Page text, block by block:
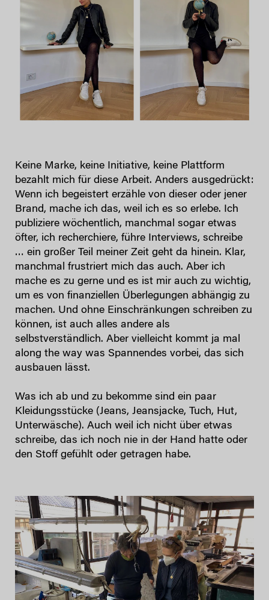
Keine Marke, keine Initiative, keine Plattform
bezahlt mich für diese Arbeit. Anders ausgedrückt:
Wenn ich begeistert erzähle von dieser oder jener
Brand, mache ich das, weil ich es so erlebe. Ich
publiziere wöchentlich, manchmal sogar etwas
öfter, ich recherchiere, führe Interviews, schreibe
… ein großer Teil meiner Zeit geht da hinein. Klar,
manchmal frustriert mich das auch. Aber ich
mache es zu gerne und es ist mir auch zu wichtig,
um es von finanziellen Überlegungen abhängig zu
machen. Und ohne Einschränkungen schreiben zu
können, ist auch alles andere als
selbstverständlich. Aber vielleicht kommt ja mal
along the way was Spannendes vorbei, das sich
ausbauen lässt.
Was ich ab und zu bekomme sind ein paar
Kleidungsstücke (Jeans, Jeansjacke, Tuch, Hut,
Unterwäsche). Auch weil ich nicht über etwas
schreibe, das ich noch nie in der Hand hatte oder
den Stoff gefühlt oder getragen habe.